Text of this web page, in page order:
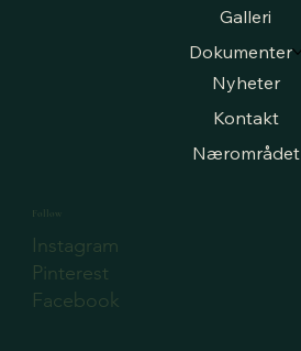
Galleri
Dokumenter
Nyheter
Kontakt
Nærområdet
Follow
Instagram
Pinterest
Facebook